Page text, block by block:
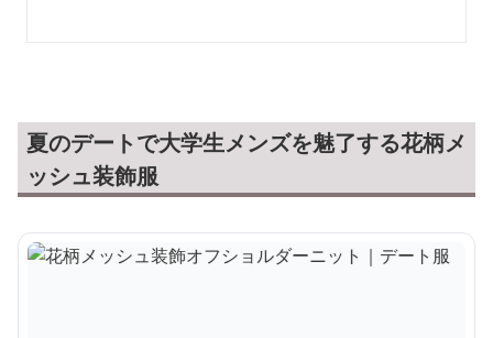
夏のデートで大学生メンズを魅了する花柄メ
ッシュ装飾服